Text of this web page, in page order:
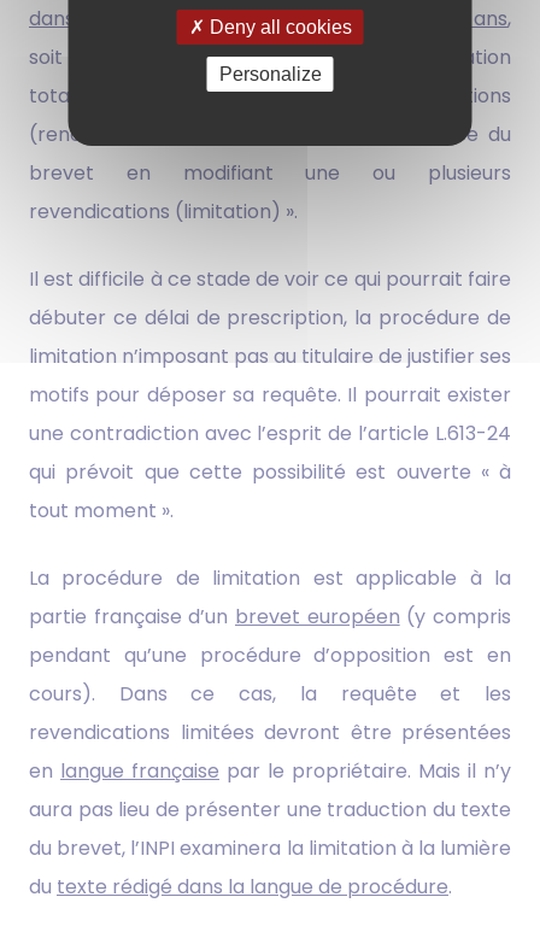
dans le respect du délai deprescription de 5 ans,
soit renoncer à la totalité du brevet (renonciation
totale) ou à une ou plusieurs revendications
(renonciation partielle), soit limiter la portée du
brevet en modifiant une ou plusieurs
revendications (limitation) ».
Il est difficile à ce stade de voir ce qui pourrait faire
débuter ce délai de prescription, la procédure de
limitation n’imposant pas au titulaire de justifier ses
motifs pour déposer sa requête. Il pourrait exister
une contradiction avec l’esprit de l’article L.613-24
qui prévoit que cette possibilité est ouverte « à
tout moment ».
La procédure de limitation est applicable à la
partie française d’un brevet européen (y compris
pendant qu’une procédure d’opposition est en
cours). Dans ce cas, la requête et les
revendications limitées devront être présentées
en langue française par le propriétaire. Mais il n’y
aura pas lieu de présenter une traduction du texte
du brevet, l’INPI examinera la limitation à la lumière
du texte rédigé dans la langue de procédure.
Deny all cookies
Personalize